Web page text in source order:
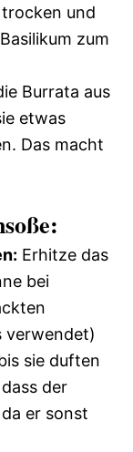
und
zum
Burrata aus
etwas
Das macht
Erhitze das
bei
verwendet)
sie duften
der
er sonst